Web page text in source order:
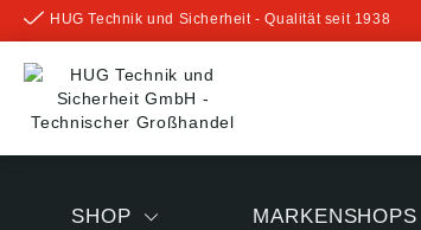
springen
HUG Technik und Sicherheit - Qualität seit 1938
SHOP MARKENSHOPS